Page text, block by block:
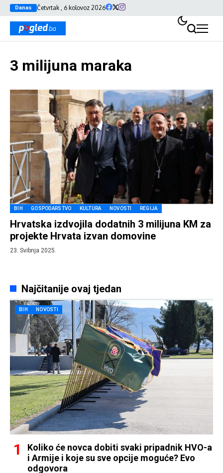
Danas Četvrtak , 6 kolovoz 2026
3 milijuna maraka
BIH GOSPODARSTVO KULTURA NOVOSTI REGIJA
Hrvatska izdvojila dodatnih 3 milijuna KM za
projekte Hrvata izvan domovine
23. Svibnja 2025.
Najčitanije ovaj tjedan
BIH NOVOSTI
Koliko će novca dobiti svaki pripadnik HVO-a
i Armije i koje su sve opcije moguće? Evo
odgovora